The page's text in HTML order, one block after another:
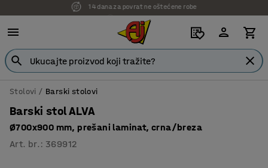
7 godina garancije
Stolovi Barski stolovi
Barski stol ALVA
Ø700x900 mm, prešani laminat, crna/breza
Art. br. : 369912